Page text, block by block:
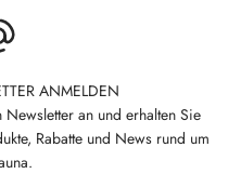
ANMELDEN
an und erhalten Sie
Rabatte und News rund um